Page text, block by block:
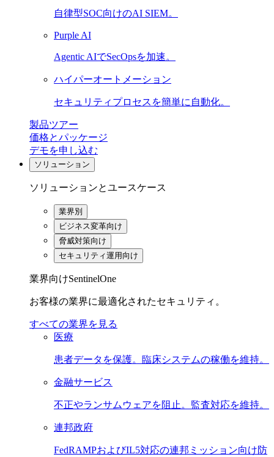
自律型SOC向けのAI SIEM。
Purple AI
Agentic AIでSecOpsを加速。
ハイパーオートメーション
セキュリティプロセスを簡単に自動化。
製品ツアー
価格とパッケージ
デモを申し込む
ソリューション
ソリューションとユースケース
業界別
ビジネス変革向け
脅威対策向け
セキュリティ運用向け
業界向けSentinelOne
お客様の業界に最適化されたセキュリティ。
すべての業界を見る
医療
患者データを保護。臨床システムの稼働を維持。
金融サービス
不正やランサムウェアを阻止。監査対応を維持。
連邦政府
FedRAMPおよびIL5対応の連邦ミッション向け防